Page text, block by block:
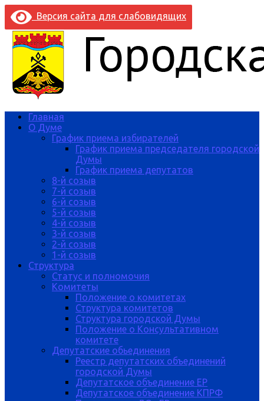
Версия сайта для слабовидящих
Главная
О Думе
График приема избирателей
График приема председателя городской
Думы
График приема депутатов
8-й созыв
7-й созыв
6-й созыв
5-й созыв
4-й созыв
3-й созыв
2-й созыв
1-й созыв
Структура
Статус и полномочия
Комитеты
Положение о комитетах
Структура комитетов
Структура городской Думы
Положение о Консультативном
комитете
Депутатские обьединения
Реестр депутатских объединений
городской Думы
Депутатское объединение ЕР
Депутатское объединение КПРФ